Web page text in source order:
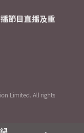
節目直播及重
Limited. All rights